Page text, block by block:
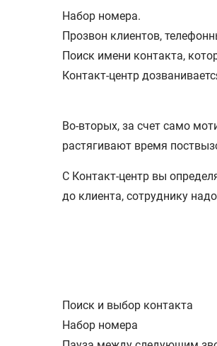
Набор номера.
Прозвон клиентов,
Поиск имени контакта,
Контакт-центр
Во-вторых, за счет само
растягивают время
С Контакт-центр вы
до клиента, сотруднику
Поиск и выбор контакта
Набор номера